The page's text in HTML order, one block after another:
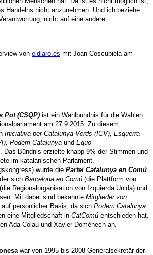
Handelns nicht anzunehmen. Und ich beziehe
nicht auf eine andere.
von eldiaro.es mit Joan Coscubiela am
Pot (CSQP) ist ein Wahlbündnis für die Wahlen
am 27.9.2015. Zu diesem
Iniciativa per Catalunya-Verds (ICV), Esquerra
Podem Catalunya und Equo
Das Bündnis erzielte knapp 9% der Stimmen und
im katalanischen Parlament.
wurde die Partei Catalunya en Comú
sich Barcelona en Comú (die Plattform von
(die Regionalorganisation von Izquierda Unida) und
Mit dabei sind bekannte Mitglieder von
auf persönlicher Basis, da sich Podem Catalunya
eine Mitgliedschaft in CatComú entschieden hat.
Ada Colau und Xavier Domènech an.
war von 1995 bis 2008 Generalsekretär der